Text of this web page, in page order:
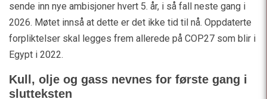
sende inn nye ambisjoner hvert 5. år, i så fall neste gang i
2026. Møtet innså at dette er det ikke tid til nå. Oppdaterte
forpliktelser skal legges frem allerede på COP27 som blir i
Egypt i 2022.
Kull, olje og gass nevnes for første gang i
slutteksten